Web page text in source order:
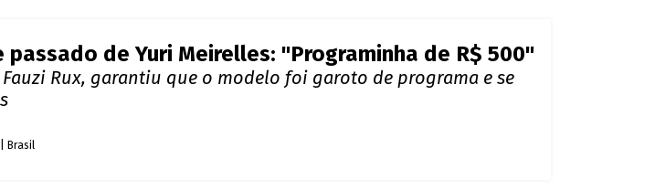
de Yuri Meirelles: "Programinha de R$ 500"
Rux, garantiu que o modelo foi garoto de programa e se
| Brasil